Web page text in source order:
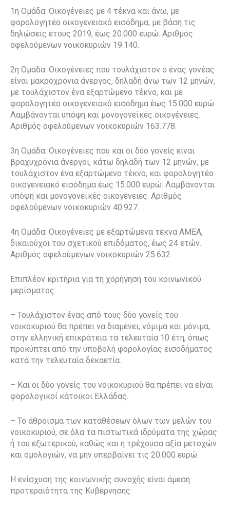
1η Ομάδα: Οικογένειες με 4 τέκνα και άνω, με
φορολογητέο οικογενειακό εισόδημα, με βάση τις
δηλώσεις έτους 2019, έως 20.000 ευρώ. Αριθμός
οφελούμενων νοικοκυριών 19.140.
2η Ομάδα: Οικογένειες που τουλάχιστον ο ένας γονέας
είναι μακροχρόνια άνεργος, δηλαδή άνω των 12 μηνών,
με τουλάχιστον ένα εξαρτώμενο τέκνο, και με
φορολογητέο οικογενειακό εισόδημα έως 15.000 ευρώ.
Λαμβάνονται υπόψη και μονογονεϊκές οικογένειες.
Αριθμός οφελούμενων νοικοκυριών 163.778.
3η Ομάδα: Οικογένειες που και οι δύο γονείς είναι
βραχυχρόνια άνεργοι, κάτω δηλαδή των 12 μηνών, με
τουλάχιστον ένα εξαρτώμενο τέκνο, και φορολογητέο
οικογενειακό εισόδημα έως 15.000 ευρώ. Λαμβάνονται
υπόψη και μονογονεϊκές οικογένειες. Αριθμός
οφελούμενων νοικοκυριών 40.927.
4η Ομάδα: Οικογένειες με εξαρτώμενα τέκνα ΑΜΕΑ,
δικαιούχοι του σχετικού επιδόματος, έως 24 ετών.
Αριθμός οφελούμενων νοικοκυριών 25.632.
Επιπλέον κριτήρια για τη χορήγηση του κοινωνικού
μερίσματος:
– Τουλάχιστον ένας από τους δύο γονείς του
νοικοκυριού θα πρέπει να διαμένει, νόμιμα και μόνιμα,
στην ελληνική επικράτεια τα τελευταία 10 έτη, όπως
προκύπτει από την υποβολή φορολογίας εισοδήματος
κατά την τελευταία δεκαετία.
– Και οι δύο γονείς του νοικοκυριού θα πρέπει να είναι
φορολογικοί κάτοικοι Ελλάδας.
– Το άθροισμα των καταθέσεων όλων των μελών του
νοικοκυριού, σε όλα τα πιστωτικά ιδρύματα της χώρας
ή του εξωτερικού, καθώς και η τρέχουσα αξία μετοχών
και ομολογιών, να μην υπερβαίνει τις 20.000 ευρώ.
Η ενίσχυση της κοινωνικής συνοχής είναι άμεση
προτεραιότητα της Κυβέρνησης.